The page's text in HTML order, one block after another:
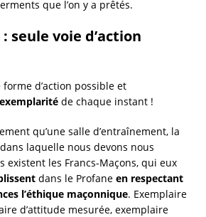
que l’on y a prêtés.
seule voie d’action
d’action possible et
de chaque instant !
qu’une salle d’entraînement, la
laquelle nous devons nous
existent les Francs-Maçons, qui eux
dans le Profane en respectant
l’éthique maçonnique. Exemplaire
d’attitude mesurée, exemplaire